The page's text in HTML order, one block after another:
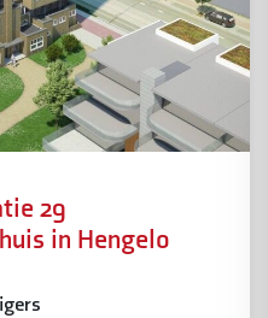
29
in Hengelo